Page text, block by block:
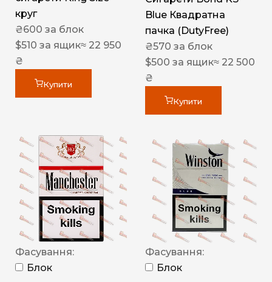
круг
₴600 за блок
$510 за ящик≈ 22 950
₴
Купити
Blue Квадратна
пачка (DutyFree)
₴570 за блок
$500 за ящик≈ 22 500
₴
Купити
Фасування:
Блок
Фасування:
Блок